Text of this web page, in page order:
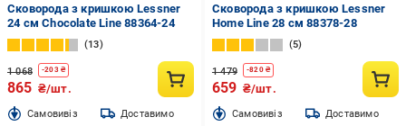
Сковорода з кришкою Lessner
24 см Chocolate Line 88364-24
13
1 068 -203₴
865 ₴/шт.
Cамовивіз Доставимо
Сковорода з кришкою Lessner
Home Line 28 см 88378-28
5
1 479 -820₴
659 ₴/шт.
Cамовивіз Доставимо